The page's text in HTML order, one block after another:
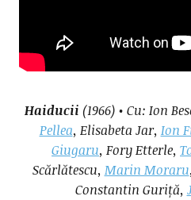
Haiducii (1966) • Cu: Ion
Pellea, Elisabeta Jar, Ion
Giugaru, Fory Etterle,
Scărlătescu, Marin Moraru
Constantin Guriță,